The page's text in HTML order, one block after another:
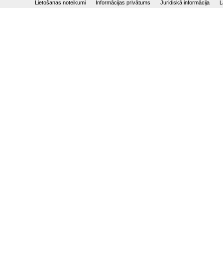
Lietošanas noteikumi Informācijas privātums Juridiskā informācija